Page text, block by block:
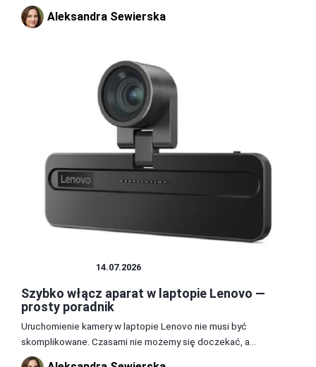
Aleksandra Sewierska
14.07.2026
Szybko włącz aparat w laptopie Lenovo —
prosty poradnik
Uruchomienie kamery w laptopie Lenovo nie musi być
skomplikowane. Czasami nie możemy się doczekać, a...